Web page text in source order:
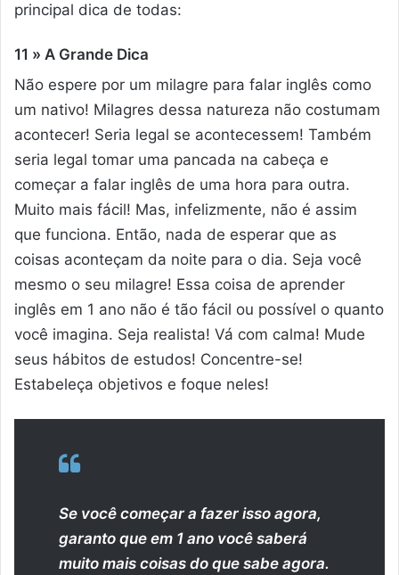
principal dica de todas:
11 » A Grande Dica
Não espere por um milagre para falar inglês como
um nativo! Milagres dessa natureza não costumam
acontecer! Seria legal se acontecessem! Também
seria legal tomar uma pancada na cabeça e
começar a falar inglês de uma hora para outra.
Muito mais fácil! Mas, infelizmente, não é assim
que funciona. Então, nada de esperar que as
coisas aconteçam da noite para o dia. Seja você
mesmo o seu milagre! Essa coisa de aprender
inglês em 1 ano não é tão fácil ou possível o quanto
você imagina. Seja realista! Vá com calma! Mude
seus hábitos de estudos! Concentre-se!
Estabeleça objetivos e foque neles!
Se você começar a fazer isso agora,
garanto que em 1 ano você saberá
muito mais coisas do que sabe agora.